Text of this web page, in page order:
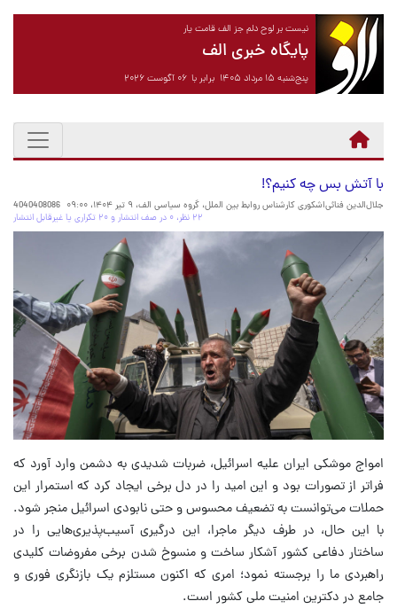
نیست بر لوح دلم جز الف قامت یار
پایگاه خبری الف
پنج‌شنبه ۱۵ مرداد ۱۴۰۵ برابر با ۰۶ آگوست ۲۰۲۶
با آتش بس چه کنیم؟!
جلال‌الدین فنائی‌اشکوری کارشناس روابط بین الملل، گروه سیاسی الف، ۹ تیر ۱۴۰۴، ۰۹:۰۰
4040408086
۲۲ نظر، ۰ در صف انتشار و ۲۰ تکراری یا غیرقابل انتشار
امواج موشکی ایران علیه اسرائیل، ضربات شدیدی به دشمن وارد آورد که
فراتر از تصورات بود و این امید را در دل برخی ایجاد کرد که استمرار این
حملات می‌توانست به تضعیف محسوس و حتی نابودی اسرائیل منجر شود.
با این حال، در طرف دیگر ماجرا، این درگیری آسیب‌پذیری‌هایی را در
ساختار دفاعی کشور آشکار ساخت و منسوخ شدن برخی مفروضات کلیدی
راهبردی ما را برجسته نمود؛ امری که اکنون مستلزم یک بازنگری فوری و
جامع در دکترین امنیت ملی کشور است.